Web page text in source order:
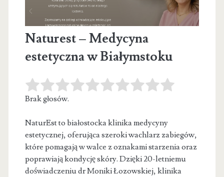
Naturest – Medycyna
estetyczna w Białymstoku
Brak głosów.
NaturEst to białostocka klinika medycyny
estetycznej, oferująca szeroki wachlarz zabiegów,
które pomagają w walce z oznakami starzenia oraz
poprawiają kondycjęskóry. Dzięki 20-letniemu
doświadczeniu dr Moniki Łozowskiej, klinika